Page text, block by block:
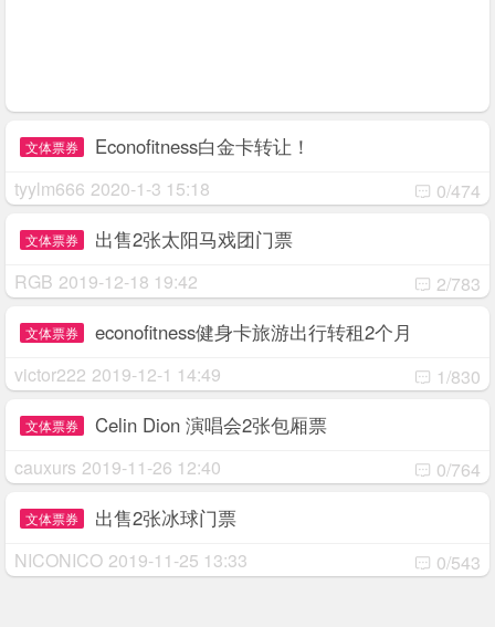
文体票券 Econofitness白金卡转让！
tyylm666 2020-1-3 15:18 0/474
文体票券 出售2张太阳马戏团门票
RGB 2019-12-18 19:42 2/783
文体票券 econofitness健身卡旅游出行转租2个月
victor222 2019-12-1 14:49 1/830
文体票券 Celin Dion 演唱会2张包厢票
cauxurs 2019-11-26 12:40 0/764
文体票券 出售2张冰球门票
NICONICO 2019-11-25 13:33 0/543